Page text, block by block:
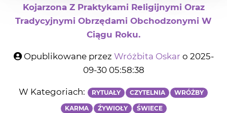
Kojarzona Z Praktykami Religijnymi Oraz
Tradycyjnymi Obrzędami Obchodzonymi W
Ciągu Roku.
Opublikowane przez Wróżbita Oskar o 2025-
09-30 05:58:38
W Kategoriach: RYTUAŁY CZYTELNIA WRÓŻBY
KARMA ŹYWIOŁY ŚWIECE